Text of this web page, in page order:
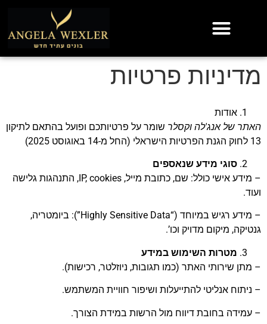
מדיניות פרטיות
אודות
האתר של אנג'לה וקסלר שומר על פרטיותכם ופועל בהתאם לתיקון
13 לחוק הגנת הפרטיות הישראלי (החל מ-14 באוגוסט 2025)
סוגי מידע שנאספים
– מידע אישי כולל: שם, כתובת מייל, IP, cookies, התנהגות גלישה
ועוד.
– מידע רגיש במיוחד (“Highly Sensitive Data”): ביומטריה,
גנטיקה, מיקום מדויק וכו’.
מטרות השימוש במידע
– מתן שירותי האתר (כמו תגובות, ניוזלטר, רכישות).
– ניתוח אנליטי להתייעלות ושיפור חוויית המשתמש.
– עמידה בחובת דיווח מול הרשות במידת הצורך.